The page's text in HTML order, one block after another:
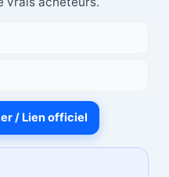
/ Lien officiel